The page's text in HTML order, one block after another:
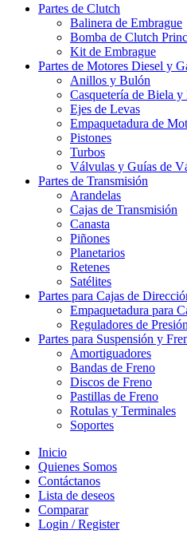
Partes de Clutch
Balinera de Embrague
Bomba de Clutch
Kit de Embrague
Partes de Motores Diesel y
Anillos y Bulón
Casquetería de Biela y
Ejes de Levas
Empaquetadura de
Pistones
Turbos
Válvulas y Guías de
Partes de Transmisión
Arandelas
Cajas de Transmisión
Canasta
Piñones
Planetarios
Retenes
Satélites
Partes para Cajas de
Empaquetadura para
Reguladores de Presión
Partes para Suspensión y
Amortiguadores
Bandas de Freno
Discos de Freno
Pastillas de Freno
Rotulas y Terminales
Soportes
Inicio
Quienes Somos
Contáctanos
Lista de deseos
Comparar
Login / Register